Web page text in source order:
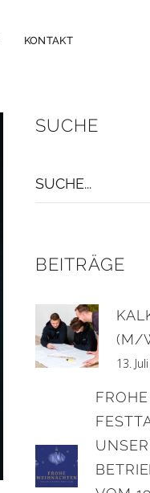
KONTAKT
SUCHE
für:
BEITRÄGE
(M/
13.
FROHE
UNSER